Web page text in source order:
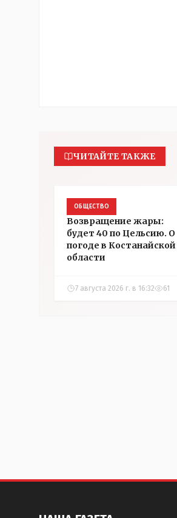
ЧИТАЙТЕ ТАКЖЕ
ОБЩЕСТВО
Возвращение жары:
будет 40 по Цельсию. О
погоде в Костанайской
области
7 августа 2026 г. в 16:32 61